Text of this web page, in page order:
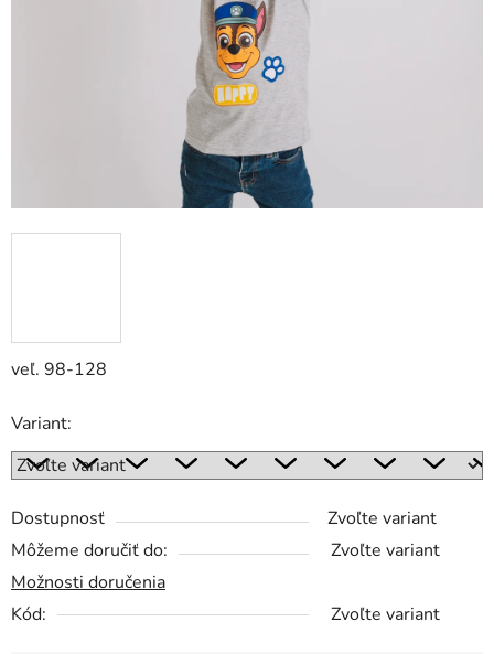
veľ. 98-128
Variant:
Dostupnosť
Zvoľte variant
Môžeme doručiť do:
Zvoľte variant
Možnosti doručenia
Kód:
Zvoľte variant